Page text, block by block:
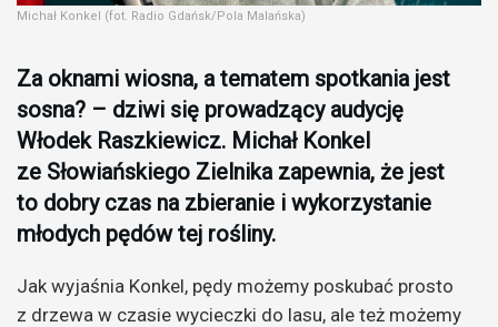
Michał Konkel (fot. Radio Gdańsk/Pola Malańska)
Za oknami wiosna, a tematem spotkania jest
sosna? – dziwi się prowadzący audycję
Włodek Raszkiewicz. Michał Konkel
ze Słowiańskiego Zielnika zapewnia, że jest
to dobry czas na zbieranie i wykorzystanie
młodych pędów tej rośliny.
Jak wyjaśnia Konkel, pędy możemy poskubać prosto
z drzewa w czasie wycieczki do lasu, ale też możemy